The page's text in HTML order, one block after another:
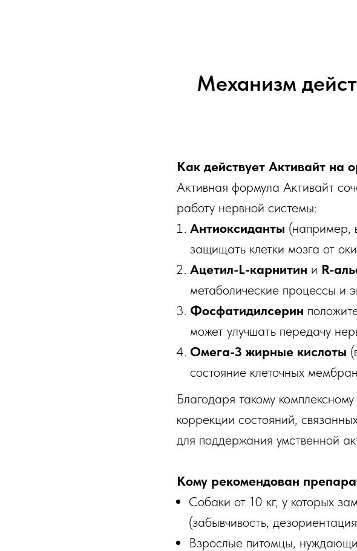
Механизм
Как действует Активайт на
Активная формула Активайт
работу нервной системы:
Антиоксиданты (например,
защищать клетки мозга от
Ацетил-L-карнитин и R-
метаболические процессы и
Фосфатидилсерин
может улучшать передачу
Омега-3 жирные кислоты
состояние клеточных
Благодаря такому
коррекции состояний,
для поддержания умственной
Кому рекомендован
Собаки от 10 кг, у которых
(забывчивость,
Взрослые питомцы,